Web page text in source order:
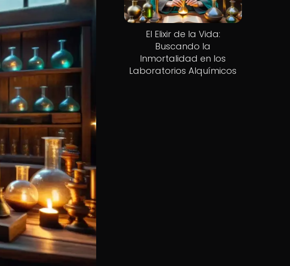
El Elixir de la Vida:
Buscando la
Inmortalidad en los
Laboratorios Alquímicos